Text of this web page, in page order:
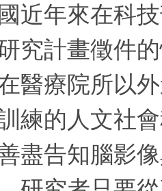
年來在科技
究計畫徵件
醫療院所以
練的人文社
盡告知腦影